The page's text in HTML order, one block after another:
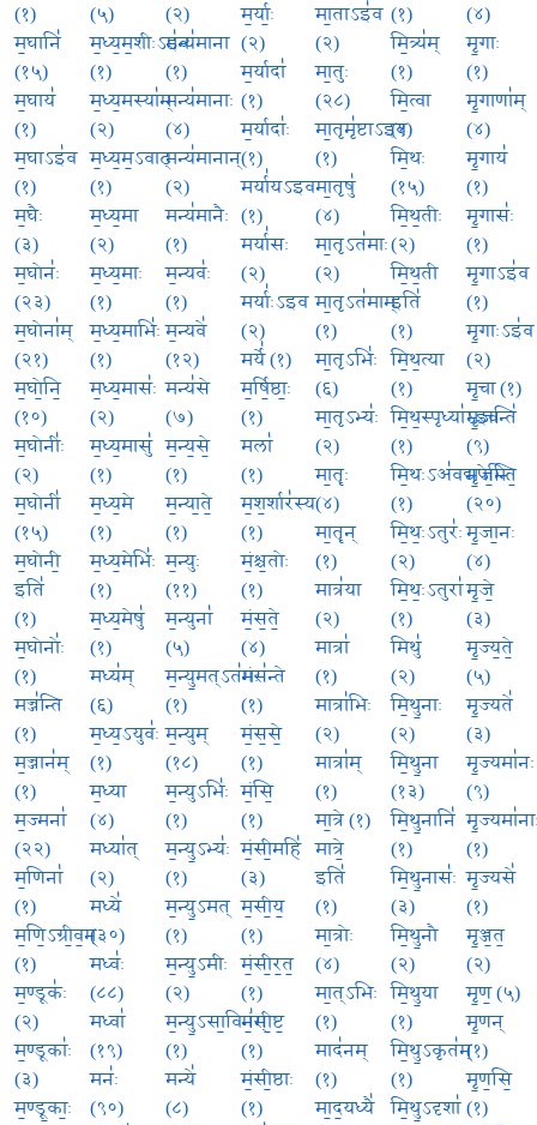
(१)
म॒घानि॑
(१५)
म॒घाय॑
(१)
म॒घाऽइ॑व
(१)
म॒घैः
(३)
म॒घोनः॑
(२३)
म॒घोना॑म्
(२१)
म॒घो॒नि॒
(१०)
म॒घोनीः॑
(२)
म॒घोनी॑
(१५)
म॒घोनी॒
इति॑
(१)
म॒घोनोः॑
(१)
मज्ज॑न्ति
(१)
म॒ज्जान॑म्
(१)
म॒ज्मना॑
(२२)
म॒णिना॑
(१)
म॒णि॒ऽग्री॒व॒म्
(१)
म॒ण्डूकः॑
(२)
म॒ण्डूकाः॑
(३)
म॒ण्डू॒काः॒
(५)
म॒ध्य॒म॒शीःऽइ॑व
(१)
म॒ध्य॒मस्या॑म्
(२)
म॒ध्य॒म॒ऽवाट्
(१)
म॒ध्य॒मा
(२)
म॒ध्य॒माः
(१)
म॒ध्य॒माभिः॑
(१)
म॒ध्य॒मासः॑
(२)
म॒ध्य॒मासु॑
(१)
म॒ध्य॒मे
(१)
म॒ध्य॒मेभिः॑
(१)
म॒ध्य॒मेषु॑
(१)
मध्य॑म्
(६)
म॒ध्य॒ऽयुवः॑
(१)
म॒ध्या
(४)
मध्या॑त्
(२)
मध्ये॑
(३०)
मध्वः॑
(८८)
मध्वा॑
(१९)
मनः॑
(९०)
(२)
मन्य॑माना
(१)
मन्य॑मानाः
(४)
मन्य॑मानान्
(२)
मन्य॑मानैः
(१)
म॒न्यवः॑
(१)
म॒न्यवे॑
(१२)
मन्य॑से
(७)
म॒न्य॒से॒
(१)
म॒न्या॒ते॒
(१)
म॒न्युः
(११)
म॒न्युना॑
(५)
म॒न्यु॒मत्ऽत॑मः
(१)
म॒न्युम्
(१८)
म॒न्युऽभिः॑
(१)
म॒न्यु॒ऽभ्यः॑
(१)
म॒न्यु॒ऽमत्
(१)
म॒न्यु॒ऽमीः
(२)
म॒न्यु॒ऽसा॒विन॑म्
(१)
मन्ये॑
(८)
म॒र्याः॒
(२)
म॒र्यादा॑
(१)
म॒र्यादाः॑
(१)
मर्या॑यऽइव
(१)
मर्या॑सः
(२)
मर्याः॑ऽइव
(२)
मर्ये॑ (१)
म॒र्षि॒ष्ठाः॒
(१)
मला॑
(१)
म॒श॒र्शार॑स्य
(१)
मं॒श्च॒तोः
(१)
मं॒स॒ते॒
(४)
मंस॑न्ते
(१)
मं॒स॒से॒
(१)
मं॒सि॒
(१)
मं॒सी॒महि॑
(३)
म॒सी॒य॒
(१)
मं॒सी॒र॒त॒
(१)
मं॒सी॒ष्ट॒
(१)
मं॒सी॒ष्ठाः
(१)
मा॒ताऽइ॑व
(२)
मा॒तुः
(२८)
मा॒तृमृ॑ष्टाऽइव
(१)
मा॒तृषु॑
(४)
मा॒तृऽत॑माः
(२)
मा॒तृऽत॑माम्
(१)
मा॒तृऽभिः॑
(६)
मा॒तृऽभ्यः॑
(२)
मा॒तॄः
(४)
मा॒तॄन्
(१)
मात्र॑या
(२)
मात्रा॑
(१)
मात्रा॑भिः
(२)
मात्रा॑म्
(१)
मा॒त्रे (१)
मात्रे॒
इति॑
(१)
मा॒त्रोः
(४)
मा॒त्ऽभिः
(१)
माद॑नम्
(१)
मा॒द॒यध्यै॑
(१)
मि॒त्र्य॑म्
(१)
मि॒त्वा
(१)
मि॒थः
(१५)
मि॒थ॒तीः
(२)
मि॒थ॒ती
इति॑
(१)
मि॒थ॒त्या
(१)
मि॒थ॒स्पृध्या॑ऽइव
(१)
मि॒थःऽअ॑वद्यपेभिः
(१)
मि॒थः॒ऽतुरः॑
(२)
मि॒थः॒ऽतुरा॑
(१)
मिथु॑
(२)
मि॒थु॒नाः
(२)
मि॒थु॒ना
(१३)
मि॒थु॒नानि॑
(१)
मि॒थु॒नासः॑
(३)
मि॒थु॒नौ
(२)
मि॒थु॒या
(१)
मि॒थु॒ऽकृत॑म्
(१)
मि॒थु॒ऽदृशा॑
(४)
मृ॒गाः
(१)
मृ॒गाणा॑म्
(४)
मृ॒गाय॑
(१)
मृ॒गासः॑
(१)
मृ॒गाऽइ॑व
(१)
मृ॒गाःऽइ॑व
(२)
मृ॒चा (१)
मृ॒जन्ति॑
(९)
मृ॒ज॒न्ति॒
(२०)
मृ॒जा॒नः
(४)
मृ॒जे॒
(३)
मृ॒ज्य॒ते॒
(५)
मृ॒ज्यते॑
(३)
मृ॒ज्यमा॑नः
(९)
(१)
मृ॒ज्यसे॑
(१)
मृ॒ञ्ज॒त॒
(२)
मृ॒ण॒ (५)
मृ॒णन्
(१)
मृ॒ण॒सि॒
(१)